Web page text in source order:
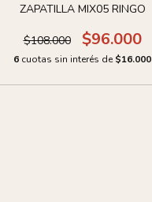
ZAPATILLA MIX05 RINGO
$108.000 $96.000
6 cuotas sin interés de $16.000